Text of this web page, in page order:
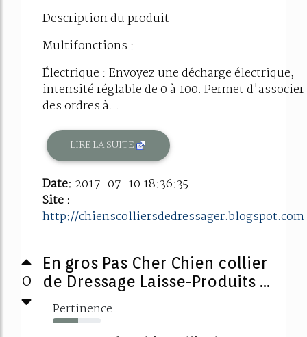
Description du produit
Multifonctions :
Électrique : Envoyez une décharge électrique,
intensité réglable de 0 à 100. Permet d'associer
des ordres à...
LIRE LA SUITE
Date: 2017-07-10 18:36:35
Site :
http://chienscolliersdedressager.blogspot.com
0
En gros Pas Cher Chien collier
de Dressage Laisse-Produits ...
Pertinence
53%